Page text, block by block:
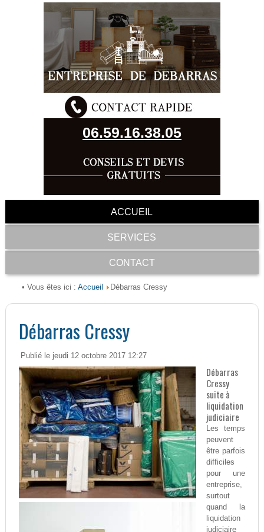
06.59.16.38.05
ACCUEIL
SERVICES
CONTACT
• Vous êtes ici : Accueil Débarras Cressy
Débarras Cressy
Publié le jeudi 12 octobre 2017 12:27
Débarras
Cressy
suite à
liquidation
judiciaire
Les temps
peuvent
être parfois
difficiles
pour une
entreprise,
surtout
quand la
liquidation
judiciaire